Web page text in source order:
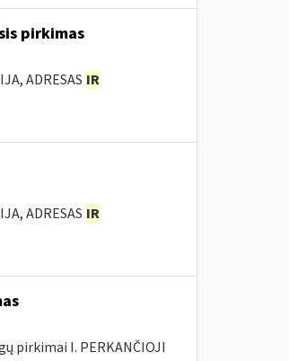
pirkimas
ADRESAS IR
ADRESAS IR
pirkimai I. PERKANČIOJI